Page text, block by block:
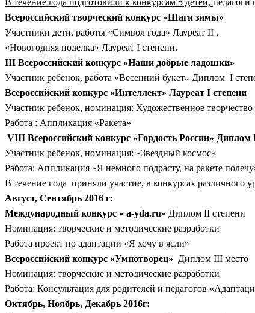
В течение года подготовили к конкурсам 5 детей, педагоги
Всероссийский творческий конкурс «Шаги зимы»
Участники дети, работы «Символ года» Лауреат II ,
«Новогодняя поделка» Лауреат I степени.
III Всероссийский конкурс «Наши добрые ладошки»
Участник ребенок, работа «Весенний букет» Диплом I
Всероссийский конкурс «Интеллект» Лауреат I степени
Участник ребенок, номинация: Художественное
Работа : Аппликация «Ракета»
VIII Всероссийский конкурс «Гордость России» Диплом
Участник ребенок, номинация: «Звездный космос»
Работа: Аппликация «Я немного подрасту, на ракете
В течение года приняли участие, в конкурсах различного
Август, Сентябрь 2016 г:
Международный конкурс « a-yda.ru» Диплом II степени
Номинация: творческие и методические разработки
Работа проект по адаптации «Я хочу в ясли»
Всероссийский конкурс «Умнотворец» Диплом III место
Номинация: творческие и методические разработки
Работа: Консультация для родителей и педагогов
Октябрь, Ноябрь, Декабрь 2016г: